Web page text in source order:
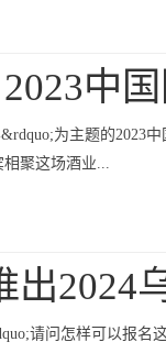
中
为主题的2023
聚这场酒业...
出2024
请问怎样可以报